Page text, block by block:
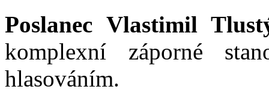
Poslanec Vlastimil
komplexní záporné
hlasováním.